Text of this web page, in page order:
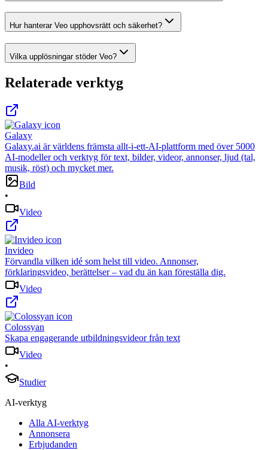
Hur hanterar Veo upphovsrätt och säkerhet?
Vilka upplösningar stöder Veo?
Relaterade verktyg
Galaxy
Galaxy.ai är världens främsta allt-i-ett-AI-plattform med över 5000
AI-modeller och verktyg för text, bilder, videor, annonser, ljud (tal,
musik, röst) och mycket mer.
Bild
•
Video
Invideo
Förvandla vilken idé som helst till video. Annonser,
förklaringsvideo, berättelser – vad du än kan föreställa dig.
Video
Colossyan
Skapa engagerande utbildningsvideor från text
Video
•
Studier
AI-verktyg
Alla AI-verktyg
Annonsera
Erbjudanden